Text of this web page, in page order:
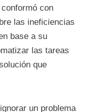
con
las ineficiencias
base a su
las tareas
que
un problema